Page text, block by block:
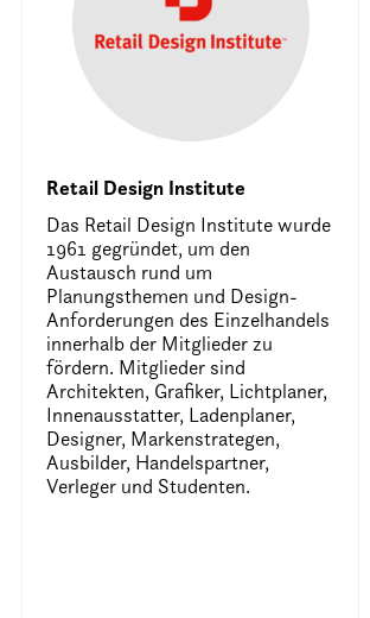
Retail Design Institute
Das Retail Design Institute wurde
1961 gegründet, um den
Austausch rund um
Planungsthemen und Design-
Anforderungen des Einzelhandels
innerhalb der Mitglieder zu
fördern. Mitglieder sind
Architekten, Grafiker, Lichtplaner,
Innenausstatter, Ladenplaner,
Designer, Markenstrategen,
Ausbilder, Handelspartner,
Verleger und Studenten.